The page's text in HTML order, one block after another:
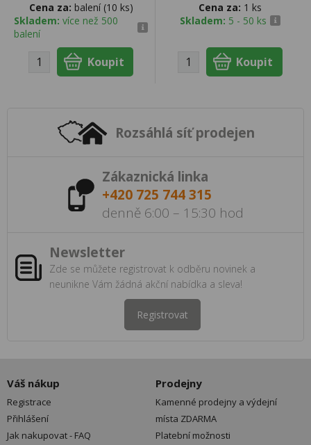
Cena za: balení (10 ks)
Skladem: více než 500
balení
Cena za: 1 ks
Skladem: 5 - 50 ks
Rozsáhlá síť prodejen
Zákaznická linka
+420 725 744 315
denně 6:00 – 15:30 hod
Newsletter
Zde se můžete registrovat k odběru novinek a
neunikne Vám žádná akční nabídka a sleva!
Registrovat
Váš nákup
Registrace
Přihlášení
Jak nakupovat - FAQ
Prodejny
Kamenné prodejny a výdejní
místa ZDARMA
Platební možnosti